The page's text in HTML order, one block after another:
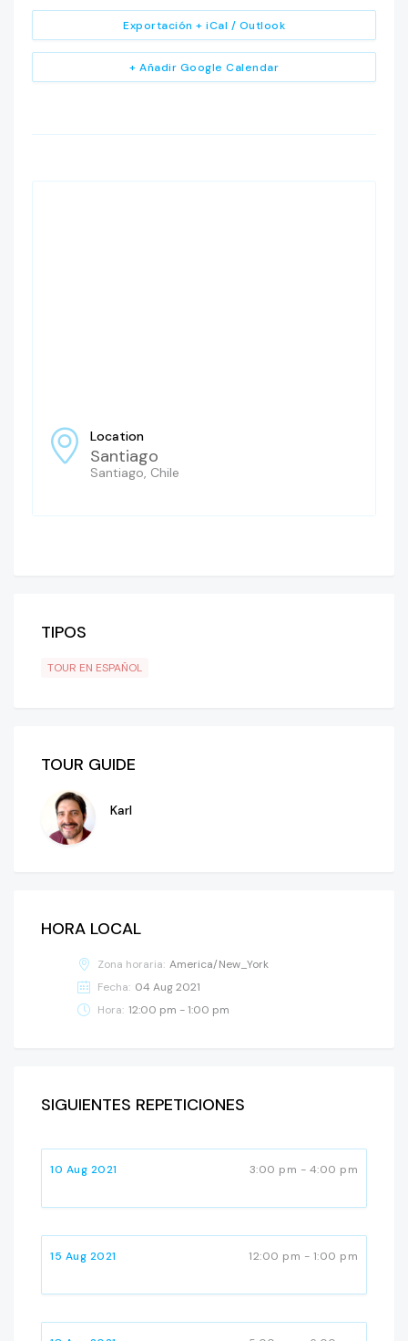
+ Añadir Google Calendar
Exportación + iCal / Outlook
Location
Santiago
Santiago, Chile
TIPOS
TOUR EN ESPAÑOL
TOUR GUIDE
Karl
HORA LOCAL
Zona horaria: America/New_York
Fecha: 04 Aug 2021
Hora: 12:00 pm - 1:00 pm
SIGUIENTES REPETICIONES
10 Aug 2021 3:00 pm - 4:00 pm
15 Aug 2021 12:00 pm - 1:00 pm